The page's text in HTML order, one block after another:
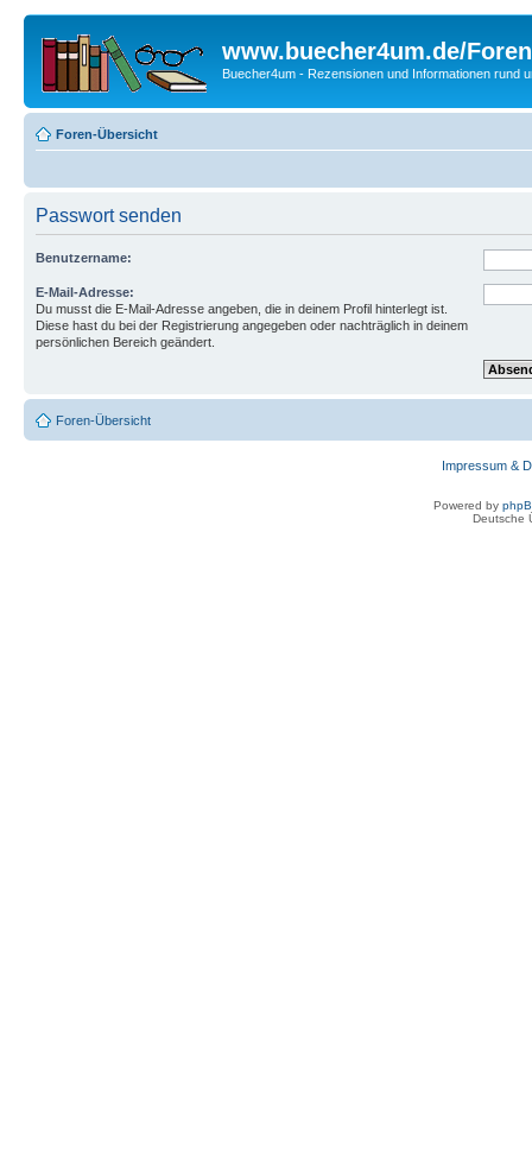
www.buecher4um.de/Foren
Buecher4um - Rezensionen und Informationen rund
Foren-Übersicht
Passwort senden
Benutzername:
E-Mail-Adresse:
Du musst die E-Mail-Adresse angeben, die in deinem Profil hinterlegt ist.
Diese hast du bei der Registrierung angegeben oder nachträglich in deinem
persönlichen Bereich geändert.
Foren-Übersicht
Impressum &
Powered by
Deutsche